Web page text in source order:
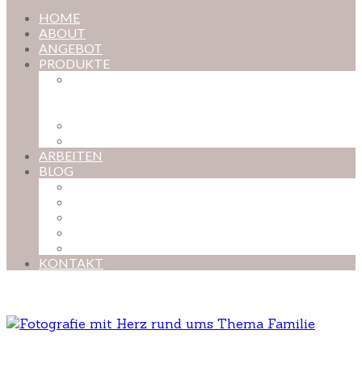
HOME
ABOUT
ANGEBOT
PRODUKTE
ARBEITEN
BLOG
KONTAKT